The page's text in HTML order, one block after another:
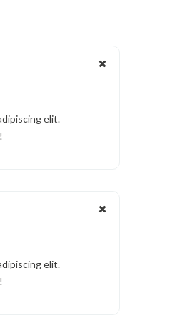
elit.
elit.